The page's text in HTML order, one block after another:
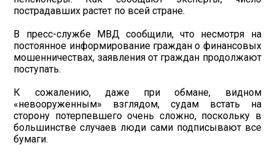
пострадавших растет по всей стране.
В пресс-службе МВД сообщили, что несмотря на
постоянное информирование граждан о финансовых
мошенничествах, заявления от граждан продолжают
поступать.
К сожалению, даже при обмане, видном
«невооруженным» взглядом, судам встать на
сторону потерпевшего очень сложно, поскольку в
большинстве случаев люди сами подписывают все
бумаги.